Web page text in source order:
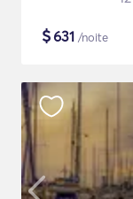
$631 /noite